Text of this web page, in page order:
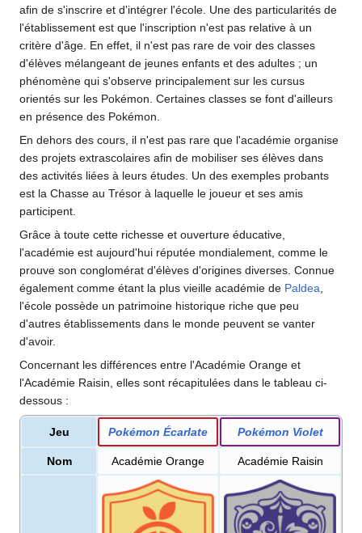
afin de s'inscrire et d'intégrer l'école. Une des particularités de
l'établissement est que l'inscription n'est pas relative à un
critère d'âge. En effet, il n'est pas rare de voir des classes
d'élèves mélangeant de jeunes enfants et des adultes ; un
phénomène qui s'observe principalement sur les cursus
orientés sur les Pokémon. Certaines classes se font d'ailleurs
en présence des Pokémon.
En dehors des cours, il n'est pas rare que l'académie organise
des projets extrascolaires afin de mobiliser ses élèves dans
des activités liées à leurs études. Un des exemples probants
est la Chasse au Trésor à laquelle le joueur et ses amis
participent.
Grâce à toute cette richesse et ouverture éducative,
l'académie est aujourd'hui réputée mondialement, comme le
prouve son conglomérat d'élèves d'origines diverses. Connue
également comme étant la plus vieille académie de Paldea,
l'école possède un patrimoine historique riche que peu
d'autres établissements dans le monde peuvent se vanter
d'avoir.
Concernant les différences entre l'Académie Orange et
l'Académie Raisin, elles sont récapitulées dans le tableau ci-
dessous :
Jeu Pokémon Écarlate Pokémon Violet
Nom Académie Orange Académie Raisin